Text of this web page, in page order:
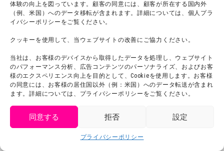
体験の向上を図っています。顧客の同意には、顧客が所在する国内外
（例、米国）へのデータ移転が含まれます。詳細については、個人プラ
イバシーポリシーをご覧ください。
クッキーを使用して、当ウェブサイトの改善にご協力ください。
当社は、お客様のデバイスから取得したデータを処理し、ウェブサイト
のパフォーマンス分析、広告コンテンツのパーソナライズ、およびお客
様のエクスペリエンス向上を目的として、Cookieを使用します。お客様
の同意には、お客様の居住国以外（例：米国）へのデータ転送が含まれ
ます。詳細については、プライバシーポリシーをご覧ください。
同意する 拒否 設定
プライバシーポリシー